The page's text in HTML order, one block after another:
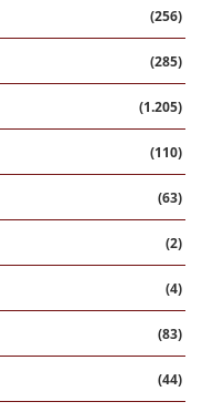
(256)
(285)
(1.205)
(110)
(63)
(2)
(4)
(83)
(44)